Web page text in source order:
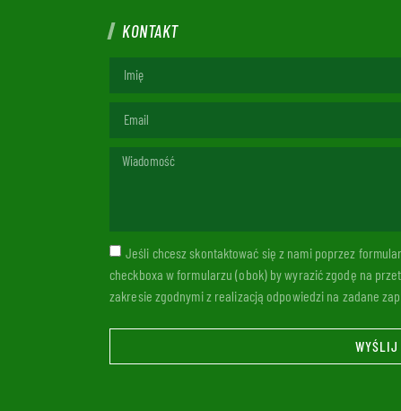
KONTAKT
Jeśli chcesz skontaktować się z nami poprzez
checkboxa w formularzu (obok) by wyrazić zgodę na
zakresie zgodnymi z realizacją odpowiedzi na zadane
WYŚLIJ